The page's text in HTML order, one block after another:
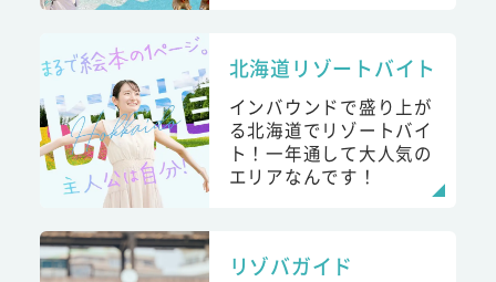
北海道リゾートバイト
インバウンドで盛り上が
る北海道でリゾートバイ
ト！一年通して大人気の
エリアなんです！
リゾバガイド